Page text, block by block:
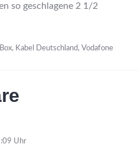
so geschlagene 2 1/2
, Kabel Deutschland , Vodafone
Uhr